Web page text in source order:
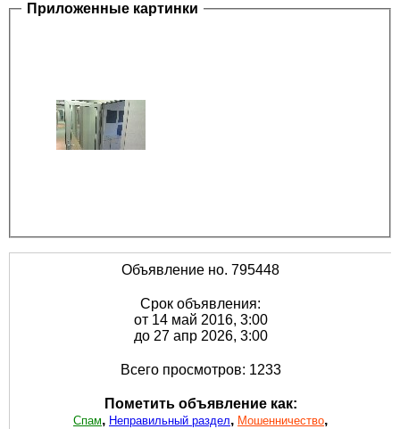
Приложенные картинки
Объявление но. 795448
Срок объявления:
от 14 май 2016, 3:00
до 27 апр 2026, 3:00
Всего просмотров: 1233
Пометить объявление как:
Спам, Неправильный раздел, Мошенничество,